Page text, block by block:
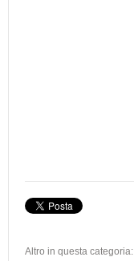
Altro in questa categoria: